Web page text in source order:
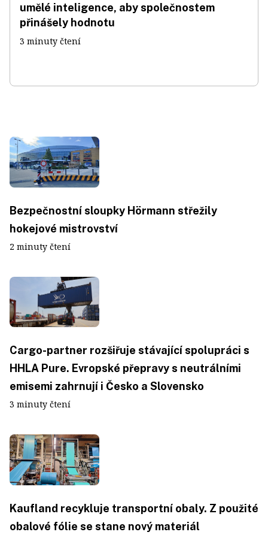
umělé inteligence, aby společnostem
přinášely hodnotu
3 minuty čtení
Bezpečnostní sloupky Hörmann střežily
hokejové mistrovství
2 minuty čtení
Cargo-partner rozšiřuje stávající spolupráci s
HHLA Pure. Evropské přepravy s neutrálními
emisemi zahrnují i Česko a Slovensko
3 minuty čtení
Kaufland recykluje transportní obaly. Z použité
obalové fólie se stane nový materiál